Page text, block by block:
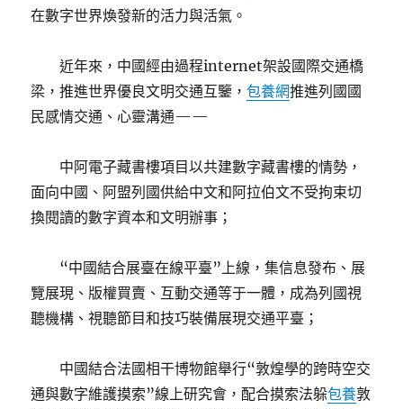
在數字世界煥發新的活力與活氣。
近年來，中國經由過程internet架設國際交通橋
梁，推進世界優良文明交通互鑒，包養網推進列國國
民感情交通、心靈溝通——
中阿電子藏書樓項目以共建數字藏書樓的情勢，
面向中國、阿盟列國供給中文和阿拉伯文不受拘束切
換閱讀的數字資本和文明辦事；
“中國結合展臺在線平臺”上線，集信息發布、展
覽展現、版權買賣、互動交通等于一體，成為列國視
聽機構、視聽節目和技巧裝備展現交通平臺；
中國結合法國相干博物館舉行“敦煌學的跨時空交
通與數字維護摸索”線上研究會，配合摸索法躲包養敦